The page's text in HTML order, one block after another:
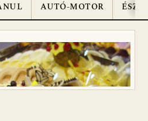
AUTÓ-MOTOR